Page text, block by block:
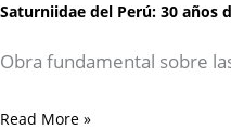
Saturniidae del Perú: 30 años
Obra fundamental sobre
Read More »